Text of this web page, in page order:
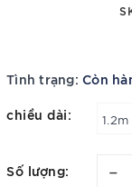
Tình trạng: Còn
chiều dài: 1.2m
Số lượng: –